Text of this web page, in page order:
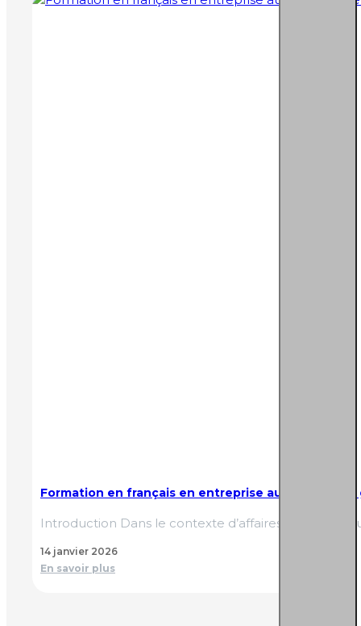
Formation en français en entreprise au Québec :
Introduction Dans le contexte d’affaires actuel au
14 janvier 2026
En savoir plus